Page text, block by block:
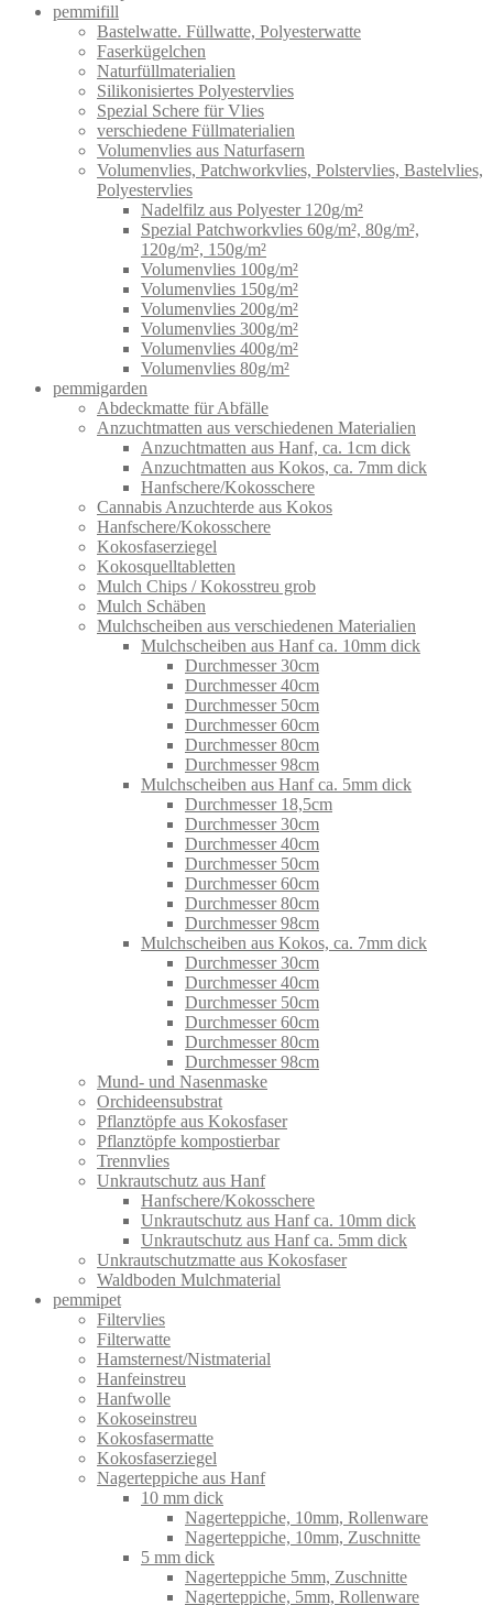
pemmifill
Bastelwatte. Füllwatte, Polyesterwatte
Faserkügelchen
Naturfüllmaterialien
Silikonisiertes Polyestervlies
Spezial Schere für Vlies
verschiedene Füllmaterialien
Volumenvlies aus Naturfasern
Volumenvlies, Patchworkvlies, Polstervlies, Bastelvlies,
Polyestervlies
Nadelfilz aus Polyester 120g/m²
Spezial Patchworkvlies 60g/m², 80g/m²,
120g/m², 150g/m²
Volumenvlies 100g/m²
Volumenvlies 150g/m²
Volumenvlies 200g/m²
Volumenvlies 300g/m²
Volumenvlies 400g/m²
Volumenvlies 80g/m²
pemmigarden
Abdeckmatte für Abfälle
Anzuchtmatten aus verschiedenen Materialien
Anzuchtmatten aus Hanf, ca. 1cm dick
Anzuchtmatten aus Kokos, ca. 7mm dick
Hanfschere/Kokosschere
Cannabis Anzuchterde aus Kokos
Hanfschere/Kokosschere
Kokosfaserziegel
Kokosquelltabletten
Mulch Chips / Kokosstreu grob
Mulch Schäben
Mulchscheiben aus verschiedenen Materialien
Mulchscheiben aus Hanf ca. 10mm dick
Durchmesser 30cm
Durchmesser 40cm
Durchmesser 50cm
Durchmesser 60cm
Durchmesser 80cm
Durchmesser 98cm
Mulchscheiben aus Hanf ca. 5mm dick
Durchmesser 18,5cm
Durchmesser 30cm
Durchmesser 40cm
Durchmesser 50cm
Durchmesser 60cm
Durchmesser 80cm
Durchmesser 98cm
Mulchscheiben aus Kokos, ca. 7mm dick
Durchmesser 30cm
Durchmesser 40cm
Durchmesser 50cm
Durchmesser 60cm
Durchmesser 80cm
Durchmesser 98cm
Mund- und Nasenmaske
Orchideensubstrat
Pflanztöpfe aus Kokosfaser
Pflanztöpfe kompostierbar
Trennvlies
Unkrautschutz aus Hanf
Hanfschere/Kokosschere
Unkrautschutz aus Hanf ca. 10mm dick
Unkrautschutz aus Hanf ca. 5mm dick
Unkrautschutzmatte aus Kokosfaser
Waldboden Mulchmaterial
pemmipet
Filtervlies
Filterwatte
Hamsternest/Nistmaterial
Hanfeinstreu
Hanfwolle
Kokoseinstreu
Kokosfasermatte
Kokosfaserziegel
Nagerteppiche aus Hanf
10 mm dick
Nagerteppiche, 10mm, Rollenware
Nagerteppiche, 10mm, Zuschnitte
5 mm dick
Nagerteppiche 5mm, Zuschnitte
Nagerteppiche, 5mm, Rollenware